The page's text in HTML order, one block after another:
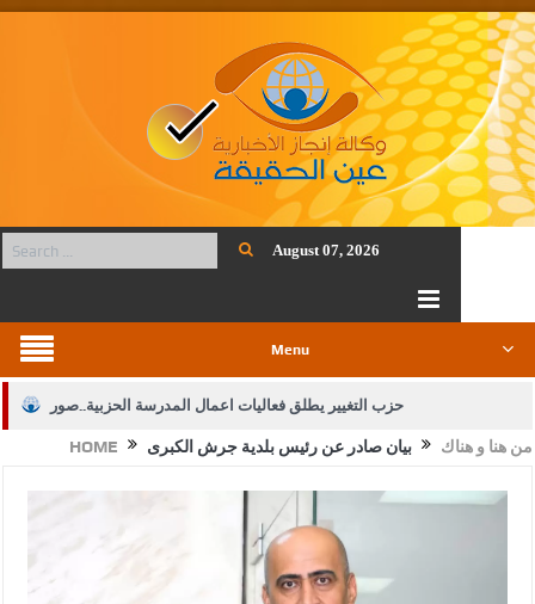
August 07, 2026
Menu
حزب التغيير يطلق فعاليات اعمال المدرسة الحزبية..صور
الجيش يفتح باب التجنيد لحملة البكالوريوس في الحقوق والقانون
بيان اجتماع عمّان:دعم الوصاية الهاشمية التاريخية على المقدسات
الإسلامية والمسيحية
الأمن يتلف 16 مليون حبة كبتاجون و1480 كغم مواد مخدرة
HOME من هنا و هناك بيان صادر عن رئيس بلدية جرش الكبرى